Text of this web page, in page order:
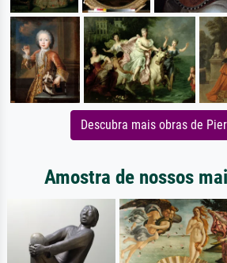
Descubra mais obras de
Amostra de nossos